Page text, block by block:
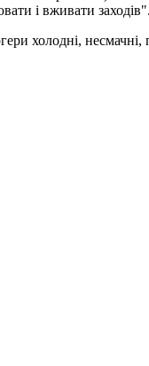
і вживати заходів".
холодні, несмачні,